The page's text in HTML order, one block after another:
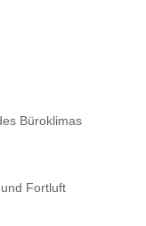
Büroklimas
Fortluft